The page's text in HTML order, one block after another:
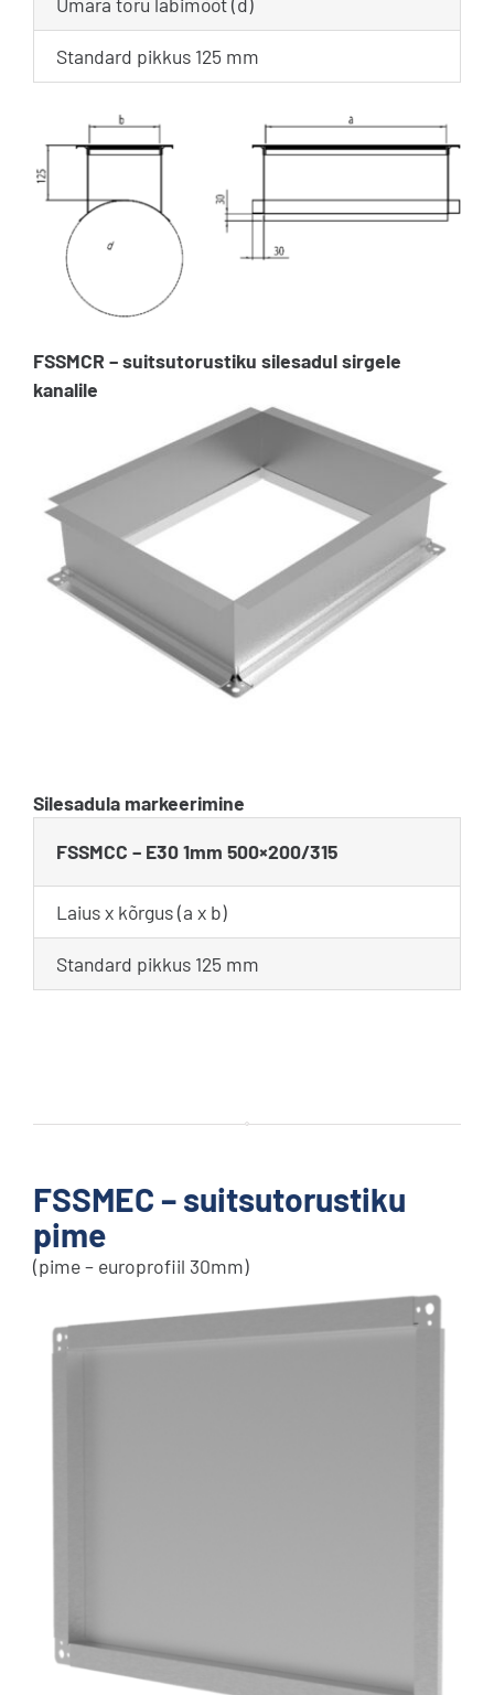
Standard pikkus 125 mm
FSSMCR – suitsutorustiku silesadul sirgele
kanalile
Silesadula markeerimine
FSSMCC – E30 1mm 500×200/315
Laius x kõrgus (a x b)
Standard pikkus 125 mm
FSSMEC – suitsutorustiku
pime
(pime – europrofiil 30mm)